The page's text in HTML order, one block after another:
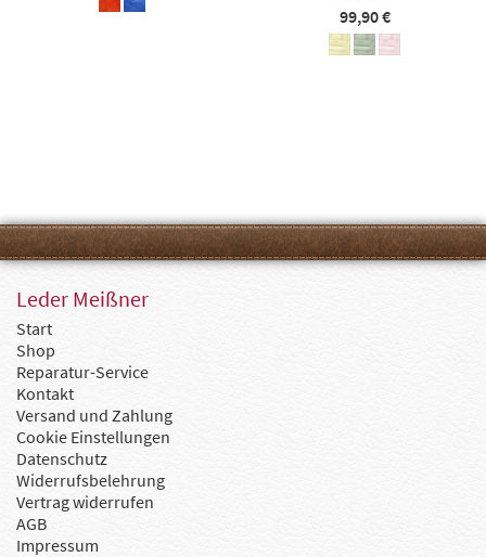
99,90 €
Leder Meißner
Start
Shop
Reparatur-Service
Kontakt
Versand und Zahlung
Cookie Einstellungen
Datenschutz
Widerrufsbelehrung
Vertrag widerrufen
AGB
Impressum